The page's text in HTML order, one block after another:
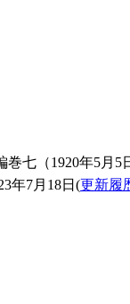
七（1920年5月5
年7月18日(更新履